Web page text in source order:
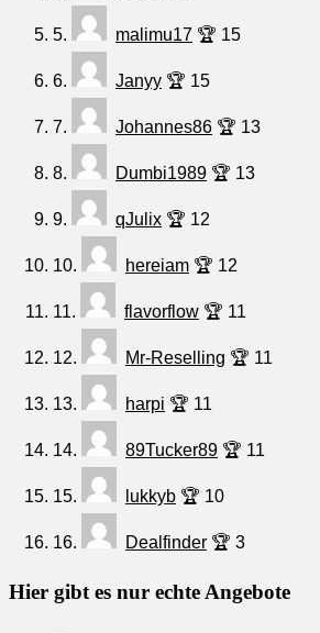
5. malimu17 🏆 15
6. Janyy 🏆 15
7. Johannes86 🏆 13
8. Dumbi1989 🏆 13
9. qJulix 🏆 12
10. hereiam 🏆 12
11. flavorflow 🏆 11
12. Mr-Reselling 🏆 11
13. harpi 🏆 11
14. 89Tucker89 🏆 11
15. lukkyb 🏆 10
16. Dealfinder 🏆 3
Hier gibt es nur echte Angebote